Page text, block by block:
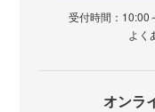
受付時間：10:00
よく
オンラ